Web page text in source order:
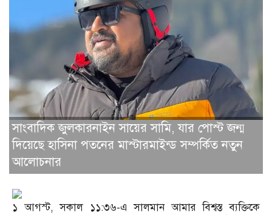
সাংবাদিক জুলকারনাইন সায়ের সামি, যার পোস্ট জন্ম
দিয়েছে হাসিনা পতনের মাস্টারমাইন্ড সম্পর্কিত নতুন
আলোচনার
১ আগস্ট, সকাল ১১:৩৬-এ সালমান আমার বিশ্বস্ত ব্যক্তিকে